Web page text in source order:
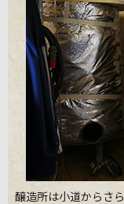
醸造所は小道からさ